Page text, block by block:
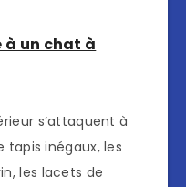
un chat à
s’attaquent à
tapis inégaux, les
les lacets de